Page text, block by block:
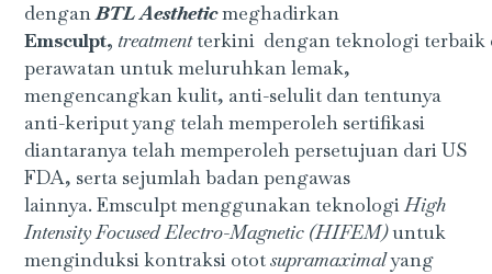
denganBTL Aestheticmeghadirkan
Emsculpt, treatmentterkini dengan teknologi terbaik
perawatan untuk meluruhkan lemak,
mengencangkan kulit, anti-selulit dan tentunya
anti-keriput yang telah memperoleh sertifikasi
diantaranya telah memperoleh persetujuan dari US
FDA, serta sejumlah badan pengawas
lainnya. Emsculpt menggunakan teknologiHigh
Intensity Focused Electro-Magnetic (HIFEM)untuk
menginduksi kontraksi ototsupramaximalyang